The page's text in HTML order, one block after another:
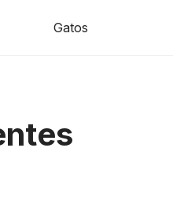
Gatos